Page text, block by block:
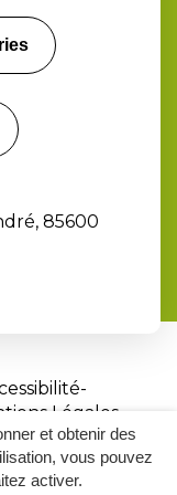
et obtenir des
vous pouvez
activer.
85600
Légales